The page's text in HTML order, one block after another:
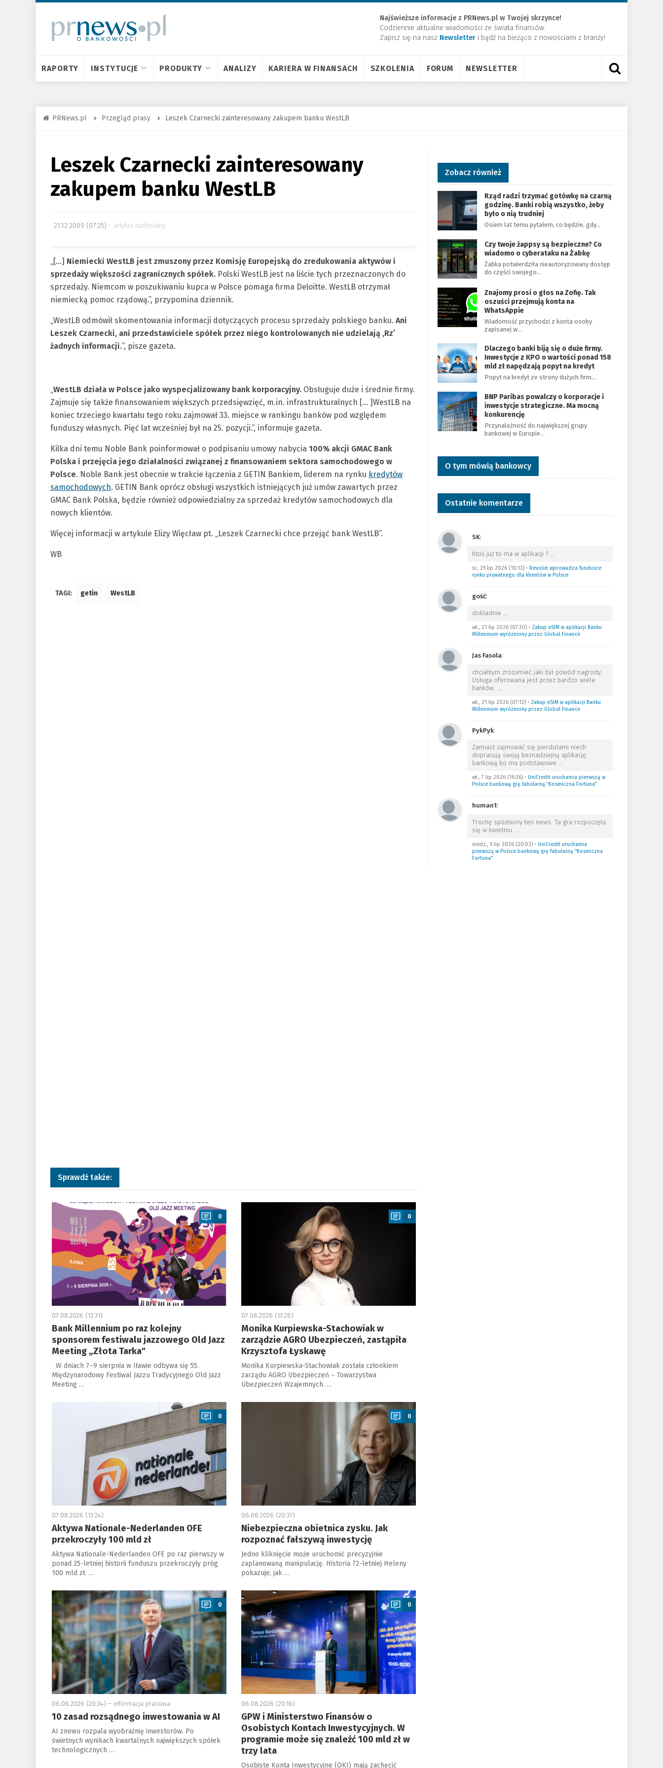
Najświeższe informacje z PRNews.pl w Twojej skrzynce!
Codziennie aktualne wiadomości ze świata finansów.
Zapisz się na nasz Newsletter ​i bądź na bieżąco z nowościami z branży!
RAPORTY INSTYTUCJE PRODUKTY ANALIZY KARIERA W FINANSACH SZKOLENIA FORUM NEWSLETTER
PRNews.pl Przegląd prasy Leszek Czarnecki zainteresowany zakupem banku WestLB
Leszek Czarnecki zainteresowany
zakupem banku WestLB
21.12.2009 (07:25) artykuł nadesłany
„[…] Niemiecki WestLB jest zmuszony przez Komisję Europejską do zredukowania aktywów i
sprzedaży większości zagranicznych spółek. Polski WestLB jest na liście tych przeznaczonych do
sprzedaży. Niemcom w poszukiwaniu kupca w Polsce pomaga firma Deloitte. WestLB otrzymał
niemiecką pomoc rządową.”, przypomina dziennik.
„WestLB odmówił skomentowania informacji dotyczących procesu sprzedaży polskiego banku. Ani
Leszek Czarnecki, ani przedstawiciele spółek przez niego kontrolowanych nie udzielają ‚Rz’
żadnych informacji.”, pisze gazeta.
„WestLB działa w Polsce jako wyspecjalizowany bank korporacyjny. Obsługuje duże i średnie firmy.
Zajmuje się także finansowaniem większych przedsięwzięć, m.in. infrastrukturalnych [… ]WestLB na
koniec trzeciego kwartału tego roku zajmował 33. miejsce w rankingu banków pod względem
funduszy własnych. Pięć lat wcześniej był na 25. pozycji.”, informuje gazeta.
Kilka dni temu Noble Bank poinformował o podpisaniu umowy nabycia 100% akcji GMAC Bank
Polska i przejęcia jego działalności związanej z finansowaniem sektora samochodowego w
Polsce. Noble Bank jest obecnie w trakcie łączenia z GETIN Bankiem, liderem na rynku kredytów
samochodowych. GETIN Bank oprócz obsługi wszystkich istniejących już umów zawartych przez
GMAC Bank Polska, będzie również odpowiedzialny za sprzedaż kredytów samochodowych dla
nowych klientów.
Więcej informacji w artykule Elizy Więcław pt. „Leszek Czarnecki chce przejąć bank WestLB”.
WB
TAGI: getin WestLB
Sprawdź także:
a
0
07.08.2026 (13:31)
Bank Millennium po raz kolejny
sponsorem festiwalu jazzowego Old Jazz
Meeting „Złota Tarka"
W dniach 7–9 sierpnia w Iławie odbywa się 55.
Międzynarodowy Festiwal Jazzu Tradycyjnego Old Jazz
Meeting …
a
0
07.08.2026 (13:28)
Monika Kurpiewska-Stachowiak w
zarządzie AGRO Ubezpieczeń, zastąpiła
Krzysztofa Łyskawę
Monika Kurpiewska-Stachowiak została członkiem
zarządu AGRO Ubezpieczeń – Towarzystwa
Ubezpieczeń Wzajemnych. …
0
07.08.2026 (13:24)
Aktywa Nationale-Nederlanden OFE
przekroczyły 100 mld zł
Aktywa Nationale-Nederlanden OFE po raz pierwszy w
ponad 25-letniej historii funduszu przekroczyły próg
100 mld zł. …
a
0
06.08.2026 (20:37)
Niebezpieczna obietnica zysku. Jak
rozpoznać fałszywą inwestycję
Jedno kliknięcie może uruchomić precyzyjnie
zaplanowaną manipulację. Historia 72-letniej Heleny
pokazuje, jak …
a
0
06.08.2026 (20:34) – informacja prasowa
10 zasad rozsądnego inwestowania w AI
AI znowu rozpala wyobraźnię inwestorów. Po
świetnych wynikach kwartalnych największych spółek
technologicznych …
a
0
06.08.2026 (20:16)
GPW i Ministerstwo Finansów o
Osobistych Kontach Inwestycyjnych. W
programie może się znaleźć 100 mld zł w
trzy lata
Osobiste Konta Inwestycyjne (OKI) mają zachęcić
Zobacz również
Rząd radzi trzymać gotówkę na czarną
godzinę. Banki robią wszystko, żeby
było o nią trudniej
Osiem lat temu pytałem, co będzie, gdy…
Czy twoje żappsy są bezpieczne? Co
wiadomo o cyberataku na Żabkę
Żabka potwierdziła nieautoryzowany dostęp
do części swojego…
Znajomy prosi o głos na Zofię. Tak
oszuści przejmują konta na
WhatsAppie
Wiadomość przychodzi z konta osoby
zapisanej w…
Dlaczego banki biją się o duże firmy.
Inwestycje z KPO o wartości ponad 158
mld zł napędzają popyt na kredyt
Popyt na kredyt ze strony dużych firm…
BNP Paribas powalczy o korporacje i
inwestycje strategiczne. Ma mocną
konkurencję
Przynależność do największej grupy
bankowej w Europie…
O tym mówią bankowcy
Ostatnie komentarze
SK:
Ktoś już to ma w aplikacji ? …
śr., 29 lip 2026 (10:13)• Revolut wprowadza fundusze
rynku prywatnego dla klientów w Polsce
gość:
dokładnie …
wt., 21 lip 2026 (07:30)• Zakup eSIM w aplikacji Banku
Millennium wyróżniony przez Global Finance
Jas Fasola:
chciałbym zrozumieć jaki był powód nagrody.
Usługa oferowana jest przez bardzo wiele
banków. …
wt., 21 lip 2026 (07:12)• Zakup eSIM w aplikacji Banku
Millennium wyróżniony przez Global Finance
PykPyk:
Zamiast zajmować się pierdołami niech
dopracują swoją beznadziejną aplikację
bankową bo ma podstawowe …
wt., 7 lip 2026 (16:36)• UniCredit uruchamia pierwszą w
Polsce bankową grę fabularną “Kosmiczna Fortuna”
human1:
Trochę spóźniony ten news. Ta gra rozpoczęła
się w kwietniu. …
niedz., 5 lip 2026 (20:03)• UniCredit uruchamia
pierwszą w Polsce bankową grę fabularną “Kosmiczna
Fortuna”